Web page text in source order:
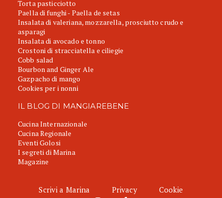
Torta pasticciotto
Paella di funghi - Paella de setas
Insalata di valeriana, mozzarella, prosciutto crudo e
asparagi
Insalata di avocado e tonno
Crostoni di stracciatella e ciliegie
Cobb salad
Bourbon and Ginger Ale
Gazpacho di mango
Cookies per i nonni
IL BLOG DI MANGIAREBENE
Cucina Internazionale
Cucina Regionale
Eventi Golosi
I segreti di Marina
Magazine
Scrivi a Marina Privacy Cookie